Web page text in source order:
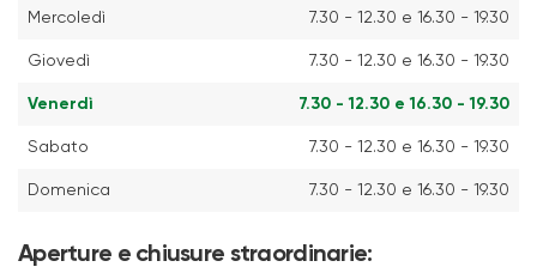
Mercoledì 7.30 - 12.30 e 16.30 - 19.30
Giovedì 7.30 - 12.30 e 16.30 - 19.30
Venerdì 7.30 - 12.30 e 16.30 - 19.30
Sabato 7.30 - 12.30 e 16.30 - 19.30
Domenica 7.30 - 12.30 e 16.30 - 19.30
Aperture e chiusure straordinarie: